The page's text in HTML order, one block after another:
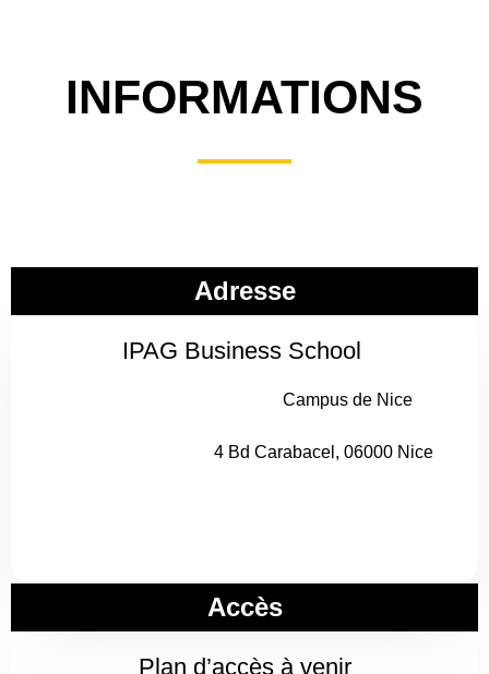
INFORMATIONS
Adresse
IPAG Business School
Campus de Nice
4 Bd Carabacel, 06000 Nice
Accès
Plan d’accès à venir